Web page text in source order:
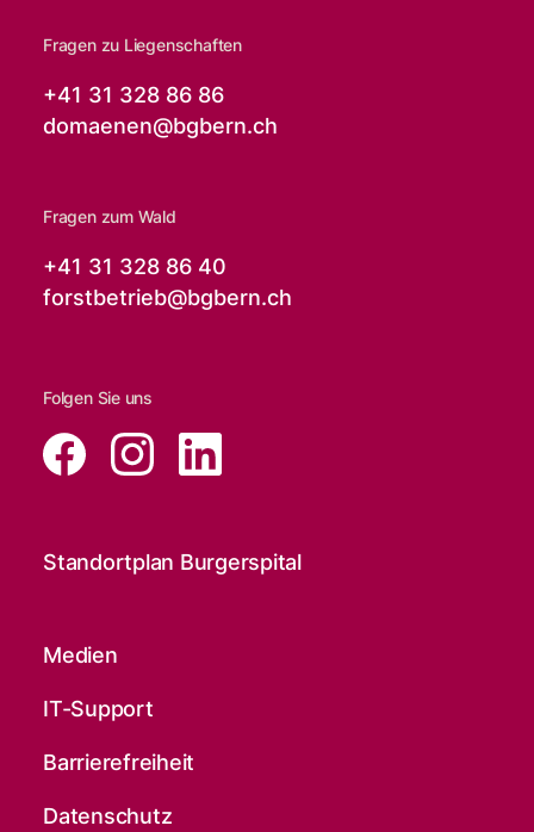
Fragen zu Liegenschaften
+41 31 328 86 86
domaenen@bgbern.ch
Fragen zum Wald
+41 31 328 86 40
forstbetrieb@bgbern.ch
Folgen Sie uns
Standortplan Burgerspital
Medien
IT-Support
Barrierefreiheit
Datenschutz